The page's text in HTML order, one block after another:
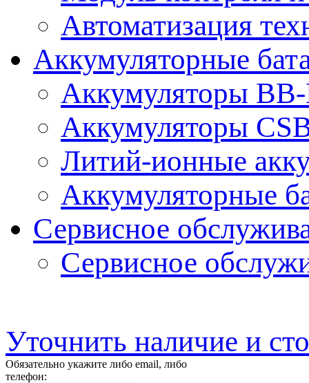
Автоматизация
Аккумуляторные
Аккумуляторы
Аккумуляторы
Литий-ионные
Аккумуляторные
Сервисное
Сервисное
Уточнить наличие и
Обязательно укажите либо email, либо
телефон: